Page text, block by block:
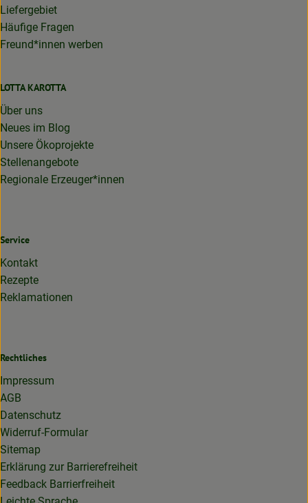
Liefergebiet
Häufige Fragen
Freund*innen werben
LOTTA KAROTTA
Über uns
Neues im Blog
Unsere Ökoprojekte
Stellenangebote
Regionale Erzeuger*innen
Service
Kontakt
Rezepte
Reklamationen
Rechtliches
Impressum
AGB
Datenschutz
Widerruf-Formular
Sitemap
Erklärung zur Barrierefreiheit
Feedback Barrierfreiheit